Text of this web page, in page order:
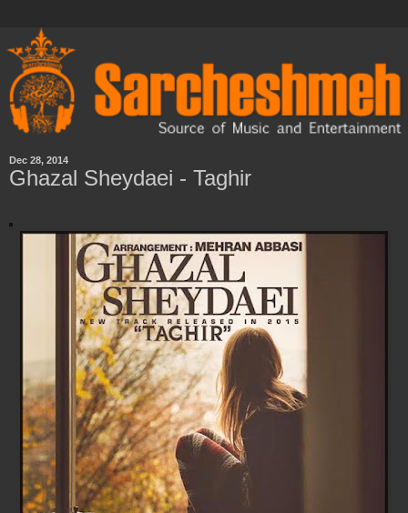
Dec 28, 2014
Ghazal Sheydaei - Taghir